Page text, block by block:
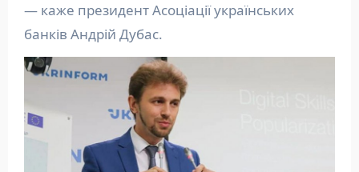
— каже президент Асоціації українських
банків Андрій Дубас.